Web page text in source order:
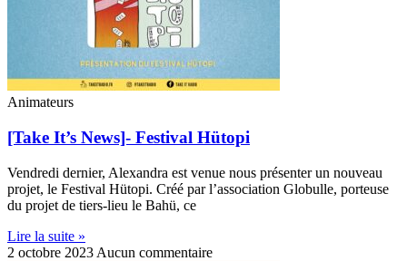
Animateurs
[Take It’s News]- Festival Hütopi
Vendredi dernier, Alexandra est venue nous présenter un nouveau
projet, le Festival Hütopi. Créé par l’association Globulle, porteuse
du projet de tiers-lieu le Bahü, ce
Lire la suite »
2 octobre 2023 Aucun commentaire